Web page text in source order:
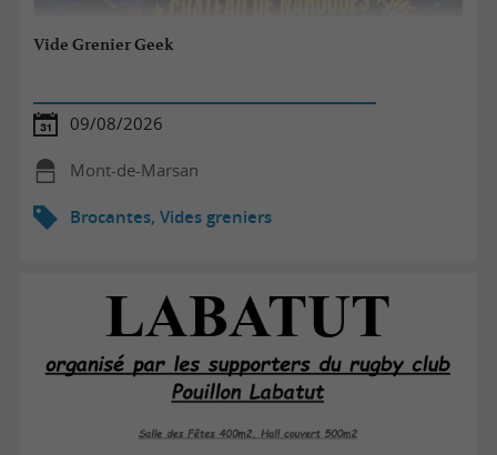
Vide Grenier Geek
09/08/2026
Mont-de-Marsan
Brocantes, Vides greniers